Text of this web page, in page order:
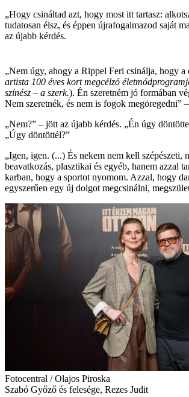
„Hogy csináltad azt, hogy most itt tartasz:
tudatosan élsz, és éppen újrafogalmazod saját
az újabb kérdés.
„Nem úgy, ahogy a Rippel Feri csinálja, hogy a
artista 100 éves kort megcélzó
színész – a szerk.). Én szeretném jó formában
Nem szeretnék, és nem is fogok megöregedni”
„Nem?” – jött az újabb kérdés. „Én úgy
„Úgy döntöttél?”
„Igen, igen. (...) És nekem nem kell szépészeti,
beavatkozás, plasztikai és egyéb, hanem azzal
karban, hogy a sportot nyomom. Azzal, hogy
egyszerűen egy új dolgot megcsinálni,
Fotocentral / Olajos Piroska
Szabó Győző és felesége, Rezes Judit